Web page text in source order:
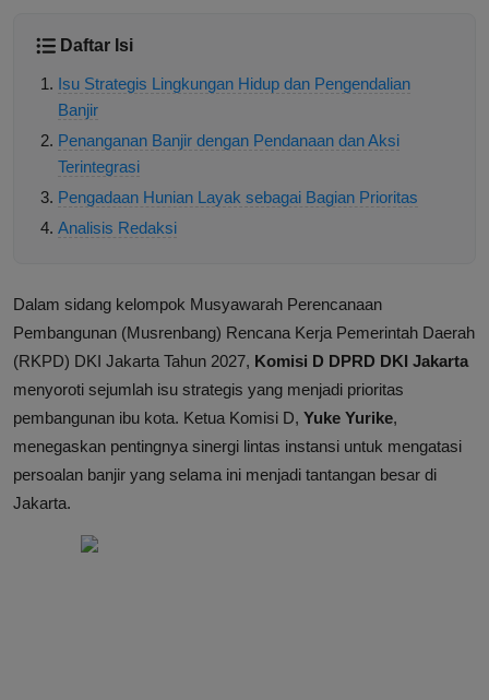
Daftar Isi
Isu Strategis Lingkungan Hidup dan Pengendalian
Banjir
Penanganan Banjir dengan Pendanaan dan Aksi
Terintegrasi
Pengadaan Hunian Layak sebagai Bagian Prioritas
Analisis Redaksi
Dalam sidang kelompok Musyawarah Perencanaan
Pembangunan (Musrenbang) Rencana Kerja Pemerintah Daerah
(RKPD) DKI Jakarta Tahun 2027, Komisi D DPRD DKI Jakarta
menyoroti sejumlah isu strategis yang menjadi prioritas
pembangunan ibu kota. Ketua Komisi D, Yuke Yurike,
menegaskan pentingnya sinergi lintas instansi untuk mengatasi
persoalan banjir yang selama ini menjadi tantangan besar di
Jakarta.